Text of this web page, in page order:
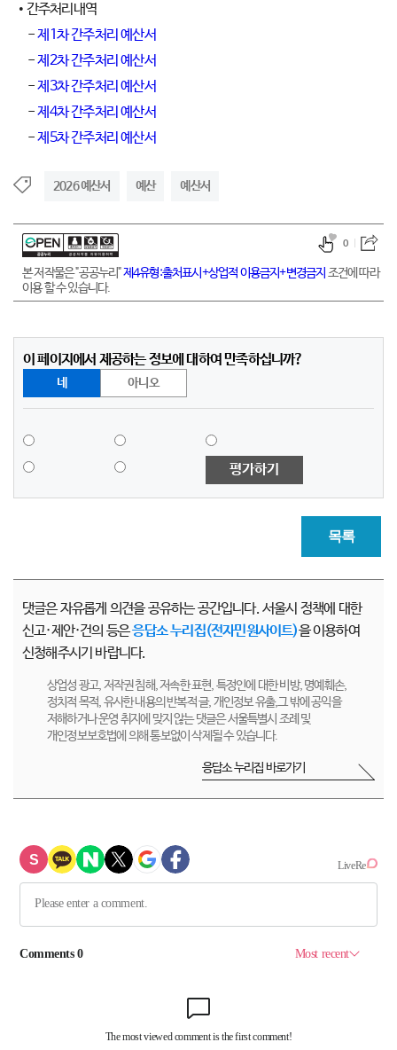
• 간주처리내역
-제1차 간주처리 예산서
-제2차 간주처리 예산서
-제3차 간주처리 예산서
-제4차 간주처리 예산서
-제5차 간주처리 예산서
2026 예산서 예산 예산서
본 저작물은 "공공누리"제4유형:출처표시+상업적 이용금지+변경금지 조건에 따라
이용 할 수 있습니다.
0
이 페이지에서 제공하는 정보에 대하여 만족하십니까?
네 아니오
평가하기
목록
댓글은 자유롭게 의견을 공유하는 공간입니다. 서울시 정책에 대한
신고·제안·건의 등은응답소 누리집(전자민원사이트)을 이용하여
신청해주시기 바랍니다.
상업성 광고, 저작권 침해, 저속한 표현, 특정인에 대한 비방, 명예훼손,
정치적 목적, 유사한 내용의 반복적 글, 개인정보 유출,그 밖에 공익을
저해하거나 운영 취지에 맞지 않는 댓글은 서울특별시 조례 및
개인정보보호법에 의해 통보없이 삭제될 수 있습니다.
응답소 누리집 바로가기